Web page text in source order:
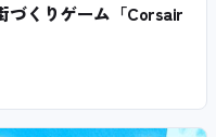
づくりゲーム「Corsair